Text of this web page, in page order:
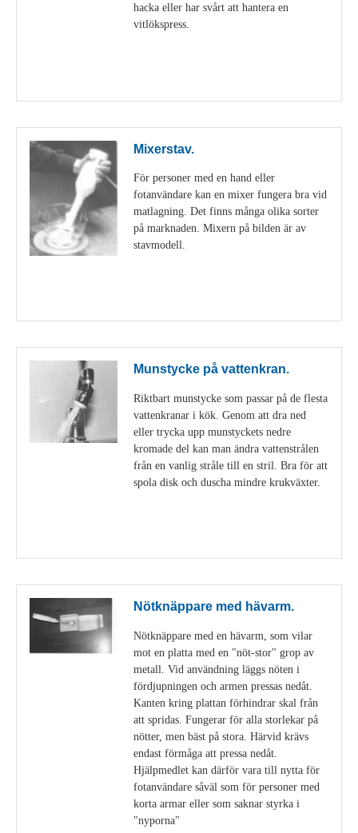
hacka eller har svårt att hantera en
vitlökspress.
Mixerstav.
För personer med en hand eller
fotanvändare kan en mixer fungera bra vid
matlagning. Det finns många olika sorter
på marknaden. Mixern på bilden är av
stavmodell.
Munstycke på vattenkran.
Riktbart munstycke som passar på de flesta
vattenkranar i kök. Genom att dra ned
eller trycka upp munstyckets nedre
kromade del kan man ändra vattenstrålen
från en vanlig stråle till en stril. Bra för att
spola disk och duscha mindre krukväxter.
Nötknäppare med hävarm.
Nötknäppare med en hävarm, som vilar
mot en platta med en "nöt-stor" grop av
metall. Vid användning läggs nöten i
fördjupningen och armen pressas nedåt.
Kanten kring plattan förhindrar skal från
att spridas. Fungerar för alla storlekar på
nötter, men bäst på stora. Härvid krävs
endast förmåga att pressa nedåt.
Hjälpmedlet kan därför vara till nytta för
fotanvändare såväl som för personer med
korta armar eller som saknar styrka i
"nyporna"